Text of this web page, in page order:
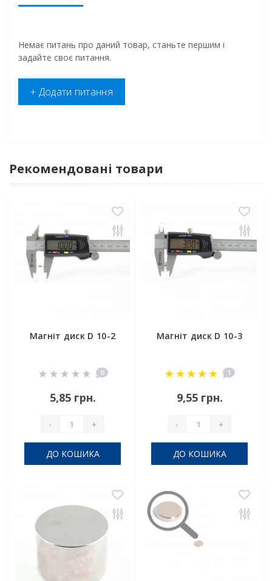
Немає питань про даний товар, станьте першим і
задайте своє питання.
+ Додати питання
Рекомендовані товари
Магніт диск D 10-2
0
5,85 грн.
- +
ДО КОШИКА
Магніт диск D 10-3
1
9,55 грн.
- +
ДО КОШИКА